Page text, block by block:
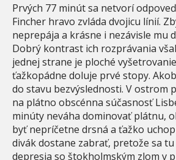
Prvých 77 minút sa netvorí
Fincher hravo zvláda dvojicu línií.
neprepája a krásne i nezávisle mu
Dobrý kontrast ich rozprávania
jednej strane je ploché
ťažkopádne doluje prvé stopy.
do stavu bezvýslednosti. V ostrom
na plátno obscénna súčasnosť
minúty neváha dominovať plátnu,
byť nepríčetne drsná a ťažko
divák dostane zabrať, pretože sa
depresia so štokholmským zlom v